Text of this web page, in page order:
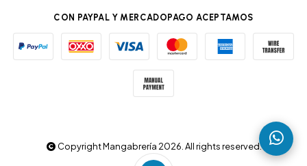
CON PAYPAL Y MERCADOPAGO ACEPTAMOS
Copyright Mangabrería 2026. All rights reserved.